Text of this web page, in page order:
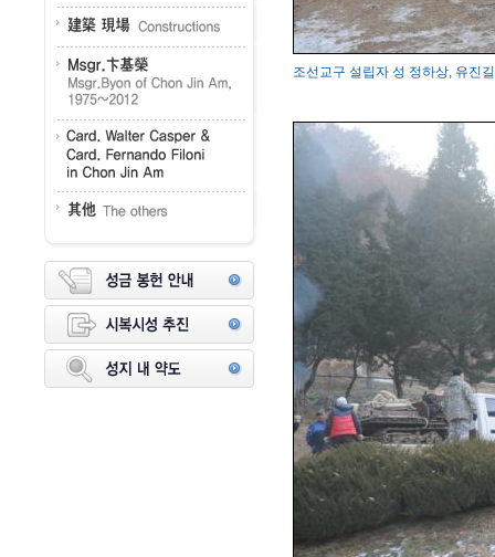
조선교구 설립자 성 정하상, 유진